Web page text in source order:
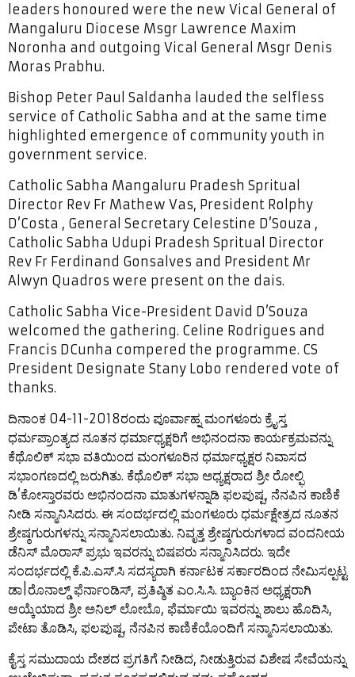
leaders honoured were the new Vical General of
Mangaluru Diocese Msgr Lawrence Maxim
Noronha and outgoing Vical General Msgr Denis
Moras Prabhu.
Bishop Peter Paul Saldanha lauded the selfless
service of Catholic Sabha and at the same time
highlighted emergence of community youth in
government service.
Catholic Sabha Mangaluru Pradesh Spritual
Director Rev Fr Mathew Vas, President Rolphy
D’Costa , General Secretary Celestine D’Souza ,
Catholic Sabha Udupi Pradesh Spritual Director
Rev Fr Ferdinand Gonsalves and President Mr
Alwyn Quadros were present on the dais.
Catholic Sabha Vice-President David D’Souza
welcomed the gathering. Celine Rodrigues and
Francis DCunha compered the programme. CS
President Designate Stany Lobo rendered vote of
thanks.
ದಿನಾಂಕ 04-11-2018ರಂದು ಪೂರ್ವಾಹ್ನ ಮಂಗಳೂರು ಕ್ರೈಸ್ತ
ಧರ್ಮಪ್ರಾಂತ್ಯದ ನೂತನ ಧರ್ಮಾಧ್ಯಕ್ಷರಿಗೆ ಅಭಿನಂದನಾ ಕಾರ್ಯಕ್ರಮವನ್ನು
ಕೆಥೊಲಿಕ್ ಸಭಾ ವತಿಯಿಂದ ಮಂಗಳೂರಿನ ಧರ್ಮಾಧ್ಯಕ್ಷರ ನಿವಾಸದ
ಸಭಾಂಗಣದಲ್ಲಿ ಜರುಗಿತು. ಕೆಥೊಲಿಕ್ ಸಭಾ ಅಧ್ಯಕ್ಷರಾದ ಶ್ರೀ ರೋಲ್ಫಿ
ಡಿ’ಕೋಸ್ತಾರವರು ಅಭಿನಂದನಾ ಮಾತುಗಳನ್ನಾಡಿ ಫಲಪುಷ್ಪ, ನೆನಪಿನ ಕಾಣಿಕೆ
ನೀಡಿ ಸನ್ಮಾನಿಸಿದರು. ಈ ಸಂದರ್ಭದಲ್ಲಿ ಮಂಗಳೂರು ಧರ್ಮಕ್ಷೇತ್ರದ ನೂತನ
ಶ್ರೇಷ್ಠಗುರುಗಳನ್ನು ಸನ್ಮಾನಿಸಲಾಯಿತು. ನಿವೃತ್ತ ಶ್ರೇಷ್ಠಗುರುಗಳಾದ ವಂದನೀಯ
ಡೆನಿಸ್ ಮೊರಾಸ್ ಪ್ರಭು ಇವರನ್ನು ಬಿಷಪರು ಸನ್ಮಾನಿಸಿದರು. ಇದೇ
ಸಂದರ್ಭದಲ್ಲಿ ಕೆ.ಪಿ.ಎಸ್.ಸಿ ಸದಸ್ಯರಾಗಿ ಕರ್ನಾಟಕ ಸರ್ಕಾರದಿಂದ ನೇಮಿಸಲ್ಪಟ್ಟ
ಡಾ|ರೊನಾಲ್ಡ್ ಫೆರ್ನಾಂಡಿಸ್, ಪ್ರತಿಷ್ಠಿತ ಎಂ.ಸಿ.ಸಿ. ಬ್ಯಾಂಕಿನ ಅಧ್ಯಕ್ಷರಾಗಿ
ಆಯ್ಕೆಯಾದ ಶ್ರೀ ಅನಿಲ್ ಲೋಬೊ, ಫೆರ್ಮಾಯಿ ಇವರನ್ನು ಶಾಲು ಹೊದಿಸಿ,
ಪೇಟಾ ತೊಡಿಸಿ, ಫಲಪುಷ್ಪ, ನೆನಪಿನ ಕಾಣಿಕೆಯೊಂದಿಗೆ ಸನ್ಮಾನಿಸಲಾಯಿತು.
ಕೈಸ್ತ ಸಮುದಾಯ ದೇಶದ ಪ್ರಗತಿಗೆ ನೀಡಿದ, ನೀಡುತ್ತಿರುವ ವಿಶೇಷ ಸೇವೆಯನ್ನು